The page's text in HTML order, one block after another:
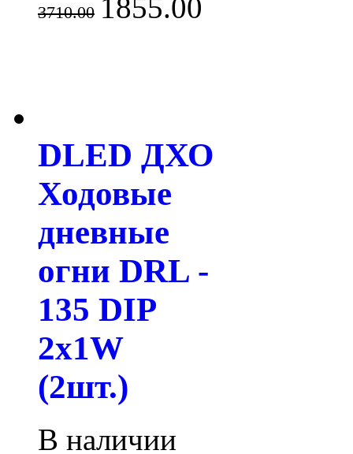
3710.00 1855.00
DLED ДХО
Ходовые
дневные
огни DRL -
135 DIP
2x1W
(2шт.)
В наличии